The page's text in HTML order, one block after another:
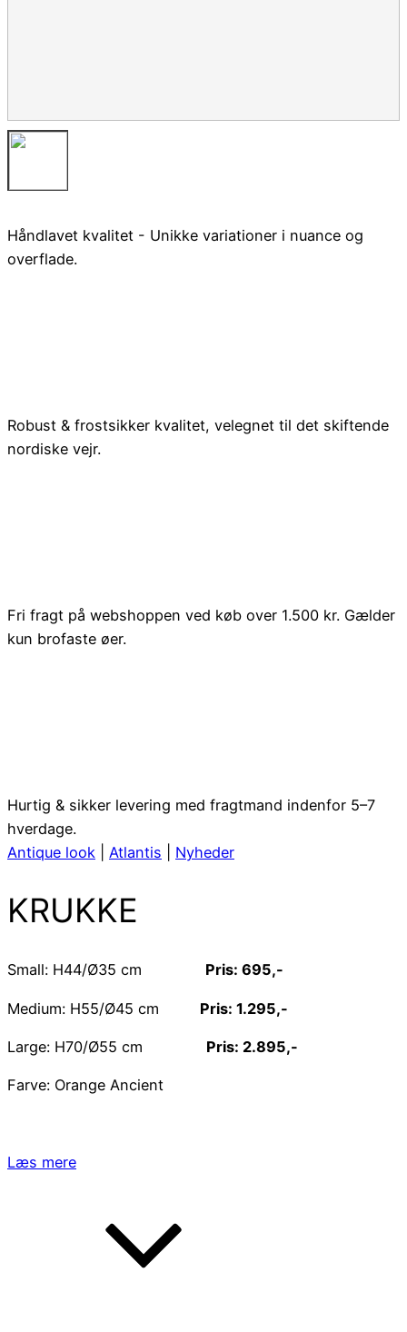
Håndlavet kvalitet - Unikke variationer i nuance og
overflade.
Robust & frostsikker kvalitet, velegnet til det skiftende
nordiske vejr.
Fri fragt på webshoppen ved køb over 1.500 kr. Gælder
kun brofaste øer.
Hurtig & sikker levering med fragtmand indenfor 5–7
hverdage.
Antique look
Atlantis Nyheder
KRUKKE
Small: H44/Ø35 cm Pris: 695,-
Medium: H55/Ø45 cm Pris: 1.295,-
Large: H70/Ø55 cm Pris: 2.895,-
Farve: Orange Ancient
Læs mere